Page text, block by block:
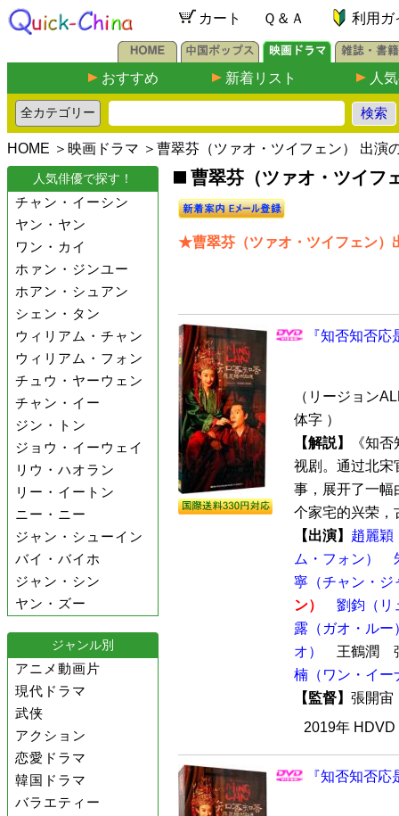
カート Ｑ＆Ａ 利用ガ
おすすめ 新着リスト 人
HOME ＞ 映画ドラマ ＞曹翠芬（ツァオ・ツイフェン） 出演
人気俳優で探す！
チャン・イーシン
ヤン・ヤン
ワン・カイ
ホァン・ジンユー
ホアン・シュアン
シェン・タン
ウィリアム・チャン
ウィリアム・フォン
チュウ・ヤーウェン
チャン・イー
ジン・トン
ジョウ・イーウェイ
リウ・ハオラン
リー・イートン
ニー・ニー
ジャン・シューイン
バイ・バイホ
ジャン・シン
ヤン・ズー
ジャンル別
アニメ動画片
現代ドラマ
武侠
アクション
恋愛ドラマ
韓国ドラマ
バラエティー
曹翠芬（ツァオ・ツイフ
★曹翠芬（ツァオ・ツイフェン）
『知否知否
（リージョン
体字 ）
【解説】
《知
视剧。通过北宋
事，展开了一幅
个家宅的兴荣，
【出演】 趙麗穎
ム・フォン）
寧（チャン・ジ
ン）
劉鈞（リ
露（ガオ・ルー
オ）
王鶴潤
楠（ワン・イー
【監督】 張開
2019年
『知否知否